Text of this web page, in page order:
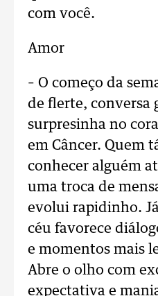
com você.
Amor
– O começo da
de flerte, conversa
surpresinha no
em Câncer. Quem
conhecer alguém
uma troca de
evolui rapidinho.
céu favorece
e momentos mais
Abre o olho com
expectativa e